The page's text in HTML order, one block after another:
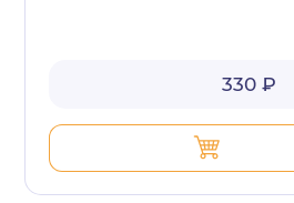
330 ₽